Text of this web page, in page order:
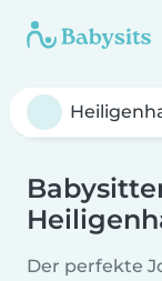
Der perfekte